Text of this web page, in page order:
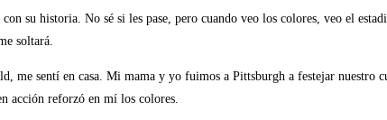
su historia. No sé si les pase, pero cuando veo los colores, veo el
soltará.
me sentí en casa. Mi mama y yo fuimos a Pittsburgh a festejar nuestro
acción reforzó en mí los colores.